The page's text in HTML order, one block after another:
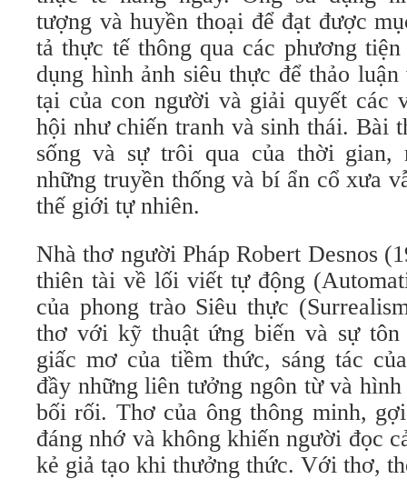
tượng và huyền thoại để đạt được
tả thực tế thông qua các phương
dụng hình ảnh siêu thực để thảo
tại của con người và giải quyết các
hội như chiến tranh và sinh thái. Bài
sống và sự trôi qua của thời
những truyền thống và bí ẩn cổ xưa
thế giới tự nhiên.
Nhà thơ người Pháp Robert Desnos
thiên tài về lối viết tự động
của phong trào Siêu thực
thơ với kỹ thuật ứng biến và sự
giấc mơ của tiềm thức, sáng tác
đầy những liên tưởng ngôn từ và
bối rối. Thơ của ông thông minh,
đáng nhớ và không khiến người đọc
kẻ giả tạo khi thưởng thức. Với thơ,